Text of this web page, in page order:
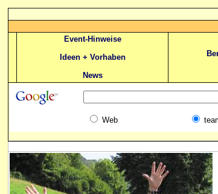
Event-Hinweise
Ideen + Vorhaben
News
Web